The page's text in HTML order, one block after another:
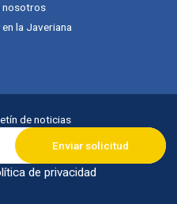
nosotros
la Javeriana
de noticias
de privacidad